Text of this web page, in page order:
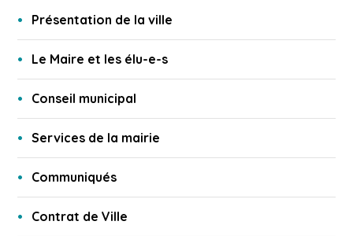
Présentation de la ville
Le Maire et les élu-e-s
Conseil municipal
Services de la mairie
Communiqués
Contrat de Ville